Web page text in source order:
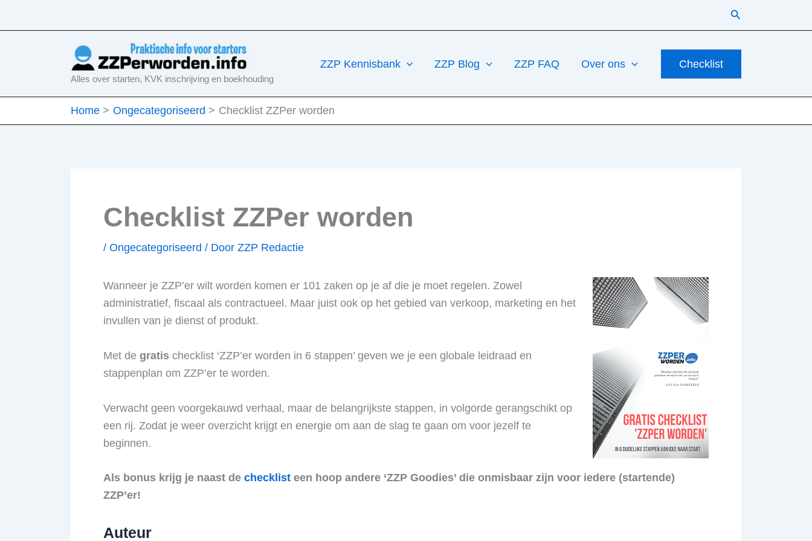
Zoeken
Alles over starten, KVK inschrijving en boekhouding
ZZP Kennisbank ZZP Blog ZZP FAQ Over ons Checklist
Home Ongecategoriseerd Checklist ZZPer worden
Checklist ZZPer worden
/ Ongecategoriseerd / Door ZZP Redactie
Wanneer je ZZP’er wilt worden komen er 101 zaken op je af die je moet regelen. Zowel
administratief, fiscaal als contractueel. Maar juist ook op het gebied van verkoop, marketing en het
invullen van je dienst of produkt.
Met de gratis checklist ‘ZZP’er worden in 6 stappen’ geven we je een globale leidraad en
stappenplan om ZZP’er te worden.
Verwacht geen voorgekauwd verhaal, maar de belangrijkste stappen, in volgorde gerangschikt op
een rij. Zodat je weer overzicht krijgt en energie om aan de slag te gaan om voor jezelf te
beginnen.
Als bonus krijg je naast de checklist een hoop andere ‘ZZP Goodies’ die onmisbaar zijn voor iedere (startende)
ZZP’er!
Auteur